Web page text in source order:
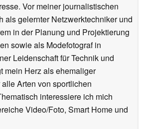
Vor meiner journalistischen
als gelernter Netzwerktechniker und
in der Planung und Projektierung
sowie als Modefotograf in
Leidenschaft für Technik und
mein Herz als ehemaliger
Arten von sportlichen
interessiere ich mich
Video/Foto, Smart Home und